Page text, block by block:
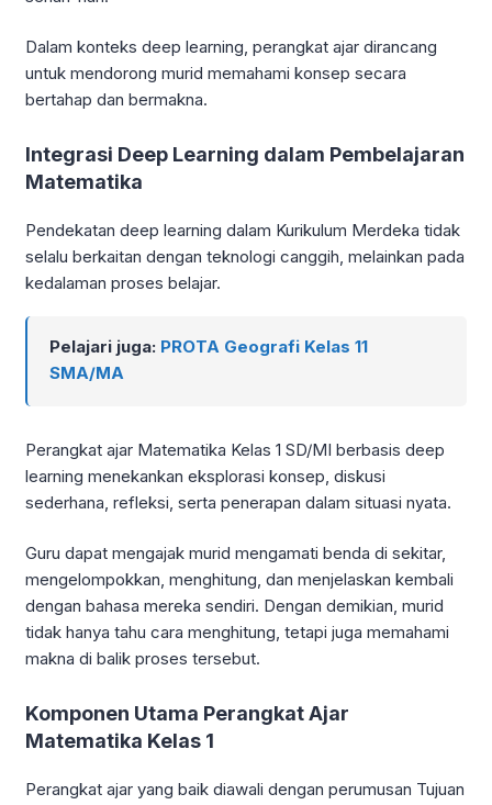
Dalam konteks deep learning, perangkat ajar dirancang
untuk mendorong murid memahami konsep secara
bertahap dan bermakna.
Integrasi Deep Learning dalam Pembelajaran
Matematika
Pendekatan deep learning dalam Kurikulum Merdeka tidak
selalu berkaitan dengan teknologi canggih, melainkan pada
kedalaman proses belajar.
Pelajari juga: PROTA Geografi Kelas 11
SMA/MA
Perangkat ajar Matematika Kelas 1 SD/MI berbasis deep
learning menekankan eksplorasi konsep, diskusi
sederhana, refleksi, serta penerapan dalam situasi nyata.
Guru dapat mengajak murid mengamati benda di sekitar,
mengelompokkan, menghitung, dan menjelaskan kembali
dengan bahasa mereka sendiri. Dengan demikian, murid
tidak hanya tahu cara menghitung, tetapi juga memahami
makna di balik proses tersebut.
Komponen Utama Perangkat Ajar
Matematika Kelas 1
Perangkat ajar yang baik diawali dengan perumusan Tujuan